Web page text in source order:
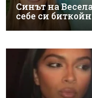
Синът на
себе си